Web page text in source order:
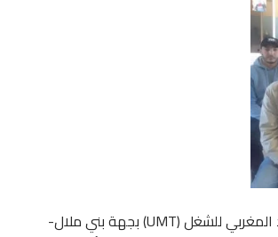
تتابع اللجنة الجهوية للمساعدين في العلاج التابعة للجامعة الوطنية للصحة بالاتحاد المغربي للشغل (UMT) بجهة بني ملال-